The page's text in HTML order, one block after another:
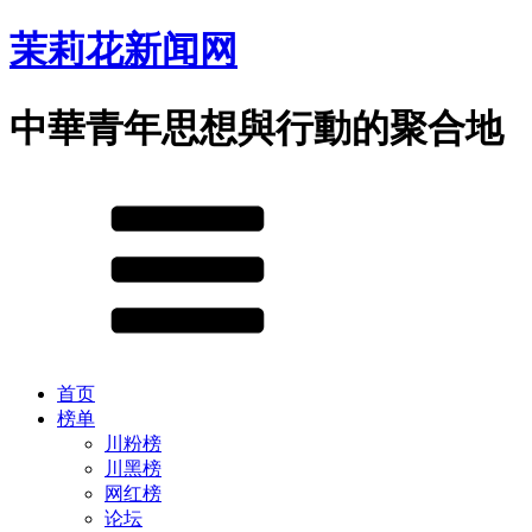
茉莉花新闻网
中華青年思想與行動的聚合地
首页
榜单
川粉榜
川黑榜
网红榜
论坛